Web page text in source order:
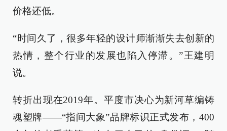
价格还低。
“时间久了，很多年轻的设计师渐渐失去创新的
热情，整个行业的发展也陷入停滞。”王建明
说。
转折出现在2019年。平度市决心为新河草编铸
魂塑牌——“指间大象”品牌标识正式发布，400